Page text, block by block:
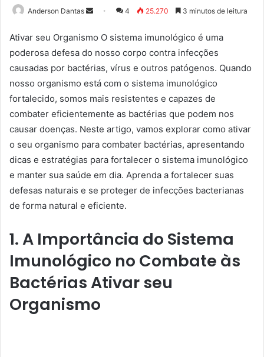
Anderson Dantas
Mande
e-
mail
4 25.270 3 minutos de leitura
Ativar seu Organismo O sistema imunológico é uma
poderosa defesa do nosso corpo contra infecções
causadas por bactérias, vírus e outros patógenos. Quando
nosso organismo está com o sistema imunológico
fortalecido, somos mais resistentes e capazes de
combater eficientemente as bactérias que podem nos
causar doenças. Neste artigo, vamos explorar como ativar
o seu organismo para combater bactérias, apresentando
dicas e estratégias para fortalecer o sistema imunológico
e manter sua saúde em dia. Aprenda a fortalecer suas
defesas naturais e se proteger de infecções bacterianas
de forma natural e eficiente.
1. A Importância do Sistema
Imunológico no Combate às
Bactérias Ativar seu
Organismo